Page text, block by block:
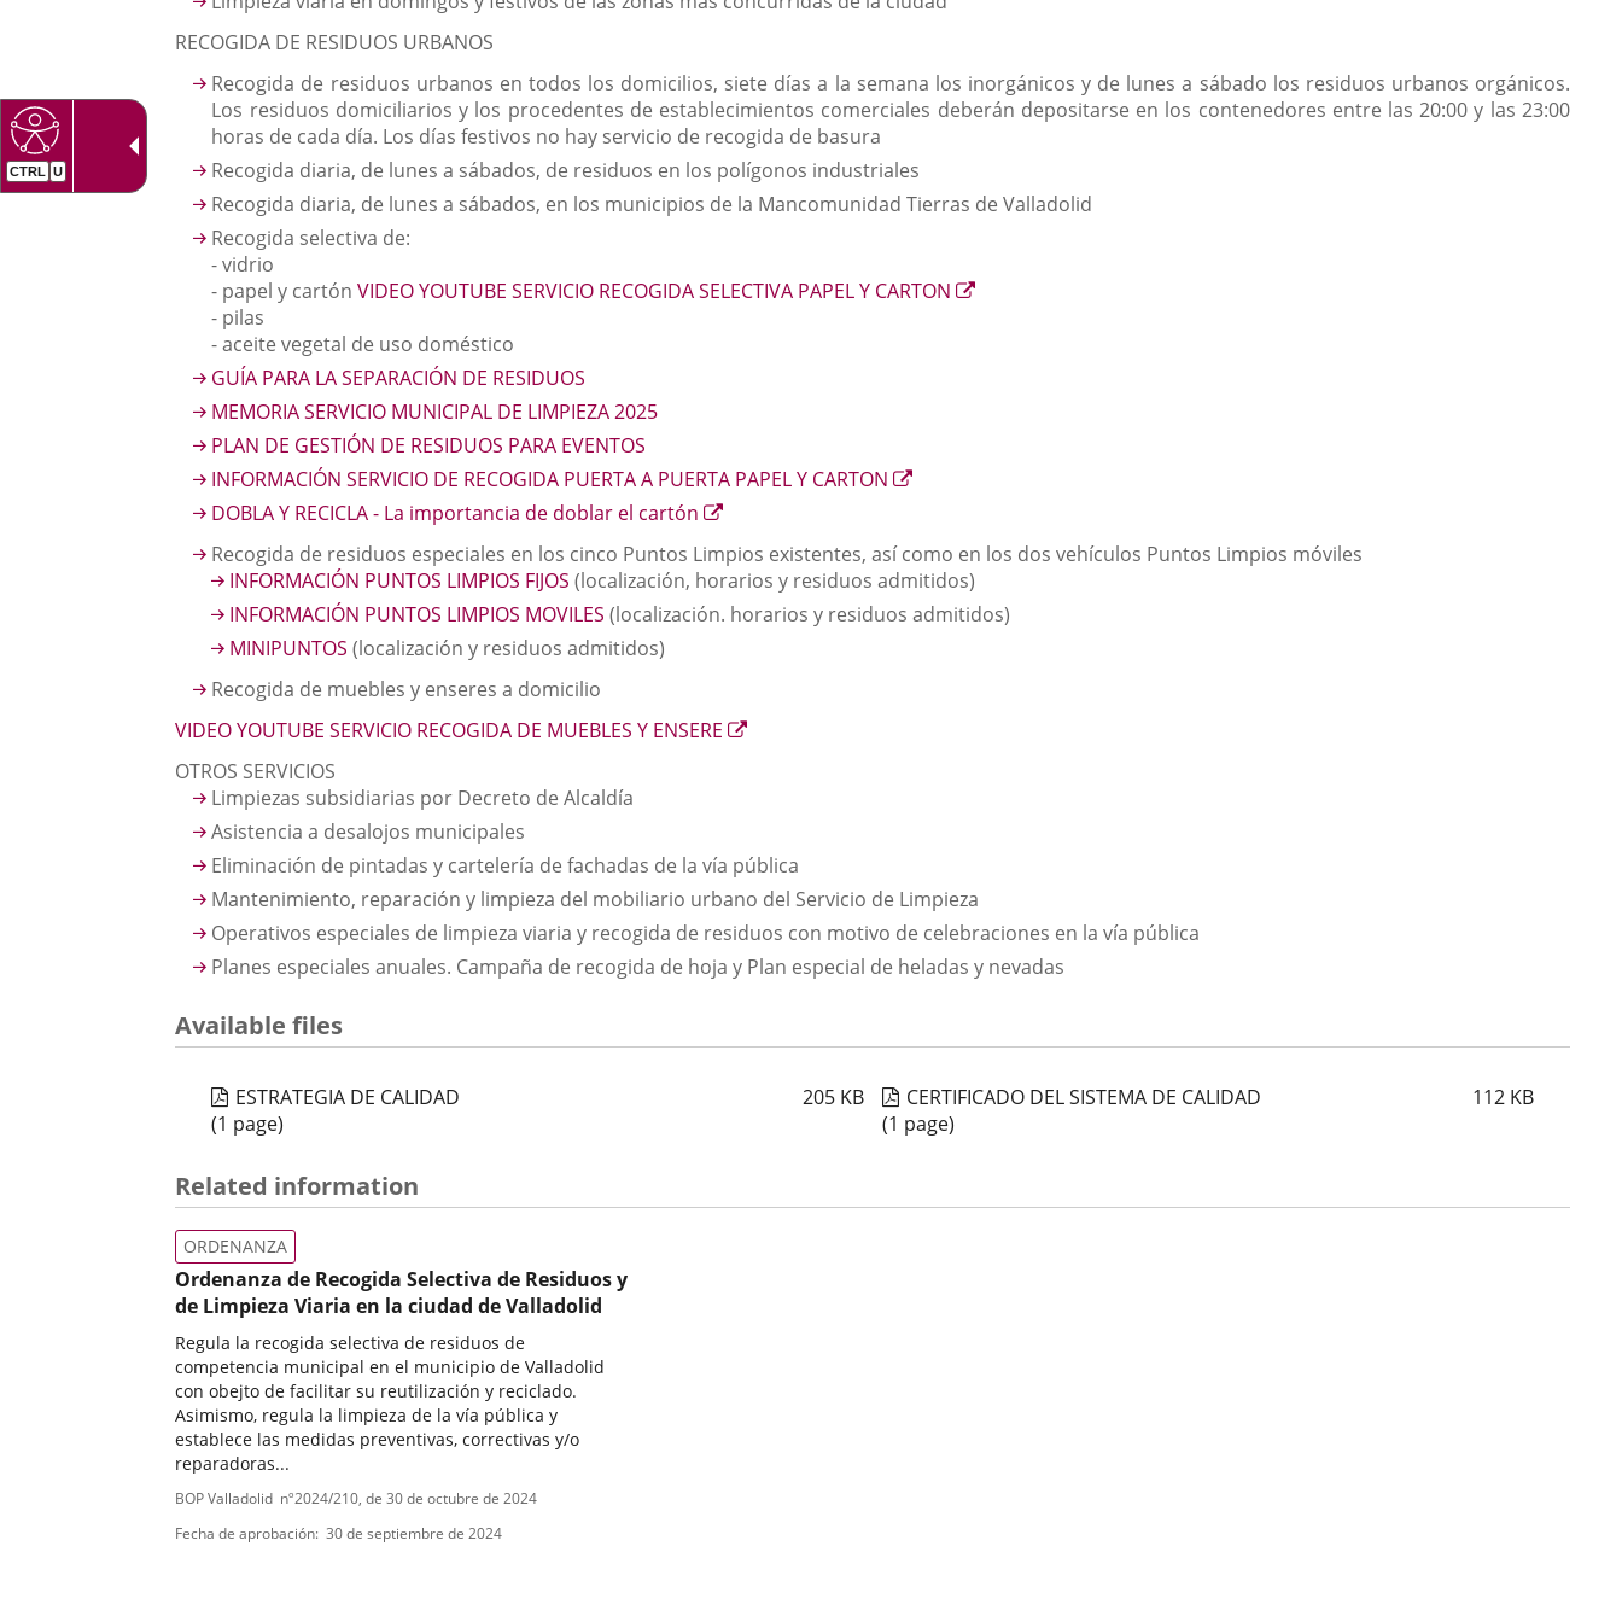
externa.externa.
aplicación
externa.
RECOGIDA DE RESIDUOS URBANOS
Recogida de residuos urbanos en todos los domicilios, siete días a la semana los inorgánicos y de lunes a sábado los residuos urbanos orgánicos.
Los residuos domiciliarios y los procedentes de establecimientos comerciales deberán depositarse en los contenedores entre las 20:00 y las 23:00
horas de cada día. Los días festivos no hay servicio de recogida de basura
Recogida diaria, de lunes a sábados, de residuos en los polígonos industriales
Recogida diaria, de lunes a sábados, en los municipios de la Mancomunidad Tierras de Valladolid
Recogida selectiva de:
- vidrio
- papel y cartónVIDEO YOUTUBE SERVICIO RECOGIDA SELECTIVA PAPEL Y CARTON
Enlace
- pilas
- aceite vegetal de uso doméstico
GUÍA PARA LA SEPARACIÓN DE RESIDUOS
MEMORIA SERVICIO MUNICIPAL DE LIMPIEZA 2025
PLAN DE GESTIÓN DE RESIDUOS PARA EVENTOS
INFORMACIÓN SERVICIO DE RECOGIDA PUERTA A PUERTA PAPEL Y CARTON
Enlace
aplicación
externa.
DOBLA Y RECICLA - La importancia de doblar el cartón
Enlace
una
aplicación
externa.
Recogida de residuos especiales en los cinco Puntos Limpios existentes, así como en los dos vehículos Puntos Limpios móviles
INFORMACIÓN PUNTOS LIMPIOS FIJOS (localización, horarios y residuos admitidos)
INFORMACIÓN PUNTOS LIMPIOS MOVILES (localización. horarios y residuos admitidos)
MINIPUNTOS (localización y residuos admitidos)
Recogida de muebles y enseres a domicilio
VIDEO YOUTUBE SERVICIO RECOGIDA DE MUEBLES Y ENSERE
Enlace
OTROS SERVICIOS
Limpiezas subsidiarias por Decreto de Alcaldía
Asistencia a desalojos municipales
Eliminación de pintadas y cartelería de fachadas de la vía pública
Mantenimiento, reparación y limpieza del mobiliario urbano del Servicio de Limpieza
Operativos especiales de limpieza viaria y recogida de residuos con motivo de celebraciones en la vía pública
Planes especiales anuales. Campaña de recogida de hoja y Plan especial de heladas y nevadas
Available files
ESTRATEGIA DE CALIDAD 205 KB
(1 page)
CERTIFICADO DEL SISTEMA DE CALIDAD 112 KB
(1 page)
Related information
Ordenanza de Recogida Selectiva de Residuos y
de Limpieza Viaria en la ciudad de Valladolid
Regula la recogida selectiva de residuos de
competencia municipal en el municipio de Valladolid
con obejto de facilitar su reutilización y reciclado.
Asimismo, regula la limpieza de la vía pública y
establece las medidas preventivas, correctivas y/o
reparadoras...
Tipo
de
ORDENANZA
Referencia
BOP Valladolid nº2024/210, de 30 de octubre de 2024
Fecha de aprobación 30 de septiembre de 2024